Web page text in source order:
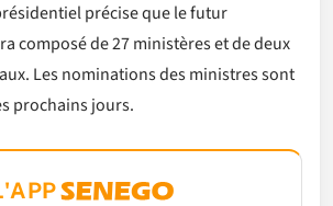
précise que le futur
composé de 27 ministères et de deux
Les nominations des ministres sont
prochains jours.